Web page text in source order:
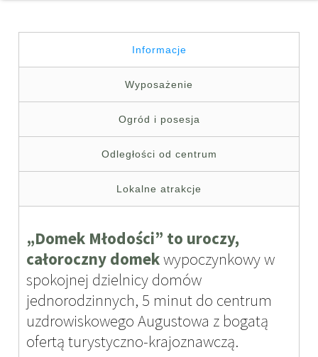
Informacje
Wyposażenie
Ogród i posesja
Odległości od centrum
Lokalne atrakcje
„Domek Młodości” to uroczy,
całoroczny domekwypoczynkowy w
spokojnej dzielnicy domów
jednorodzinnych, 5 minut do centrum
uzdrowiskowego Augustowa z bogatą
ofertą turystyczno-krajoznawczą.